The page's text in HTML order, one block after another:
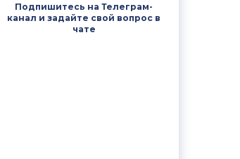
Подпишитесь на Телеграм-
канал и задайте свой вопрос в
чате